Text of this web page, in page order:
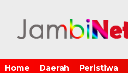
Home Daerah Peristiwa